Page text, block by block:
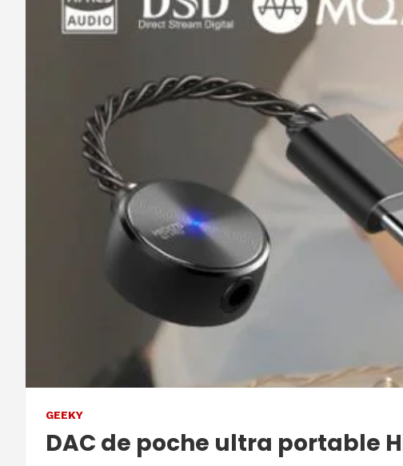
GEEKY
DAC de poche ultra portable